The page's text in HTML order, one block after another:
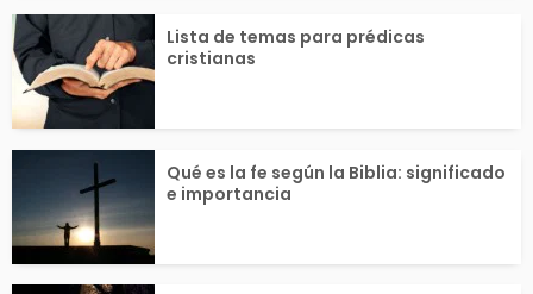
Lista de temas para prédicas
cristianas
Qué es la fe según la Biblia: significado
e importancia